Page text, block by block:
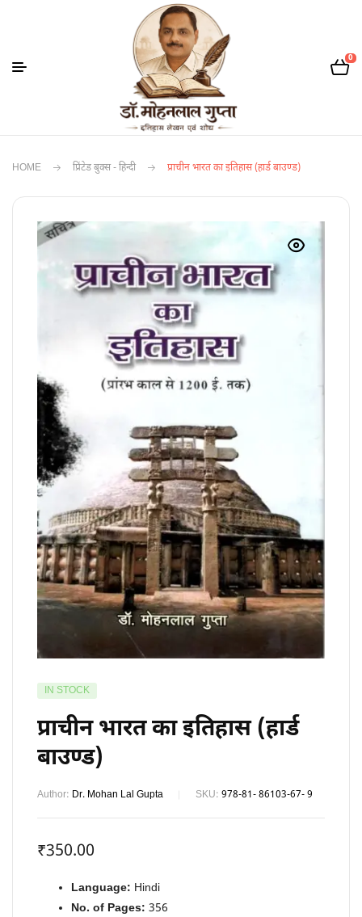
0
HOME प्रिंटेड बुक्स - हिन्दी प्राचीन भारत का इतिहास (हार्ड बाउण्ड)
IN STOCK
प्राचीन भारत का इतिहास (हार्ड
बाउण्ड)
Author: Dr. Mohan Lal Gupta SKU: 978-81- 86103-67- 9
₹350.00
Language: Hindi
No. of Pages: 356